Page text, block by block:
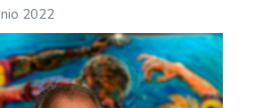
2022